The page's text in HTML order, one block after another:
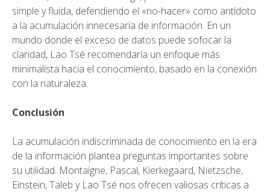
simple y fluida, defendiendo el «no-hacer» como antídoto
a la acumulación innecesaria de información. En un
mundo donde el exceso de datos puede sofocar la
claridad, Lao Tsé recomendaría un enfoque más
minimalista hacia el conocimiento, basado en la conexión
con la naturaleza.
Conclusión
La acumulación indiscriminada de conocimiento en la era
de la información plantea preguntas importantes sobre
su utilidad. Montaigne, Pascal, Kierkegaard, Nietzsche,
Einstein, Taleb y Lao Tsé nos ofrecen valiosas críticas a